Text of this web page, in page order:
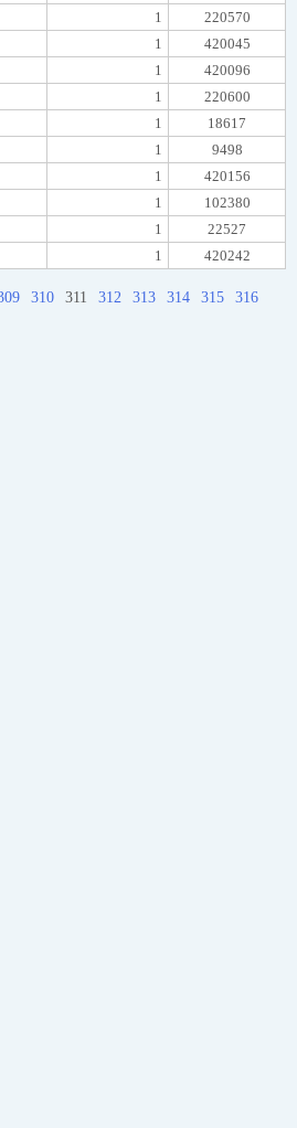
1
220570
1
420045
1
420096
1
220600
1
18617
1
9498
1
420156
1
102380
1
22527
1 420242
310 311 312 313 314 315
316